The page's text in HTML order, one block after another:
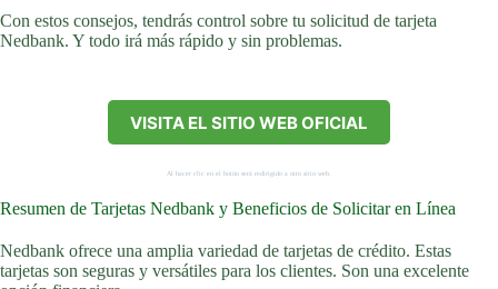
Con estos consejos, tendrás control sobre tu solicitud de tarjeta
Nedbank. Y todo irá más rápido y sin problemas.
VISITA EL SITIO WEB OFICIAL
Al hacer clic en el botón será redirigido a otro sitio web.
Resumen de Tarjetas Nedbank y Beneficios de Solicitar en Línea
Nedbank ofrece una amplia variedad de tarjetas de crédito. Estas
tarjetas son seguras y versátiles para los clientes. Son una excelente